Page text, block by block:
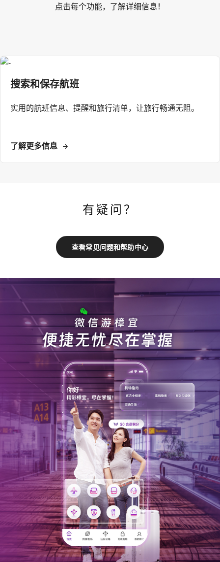
点击每个功能，了解详细信息！
搜索和保存航班
实用的航班信息、提醒和旅行清单，让旅行畅通无阻。
了解更多信息
有疑问？
查看常见问题和帮助中心